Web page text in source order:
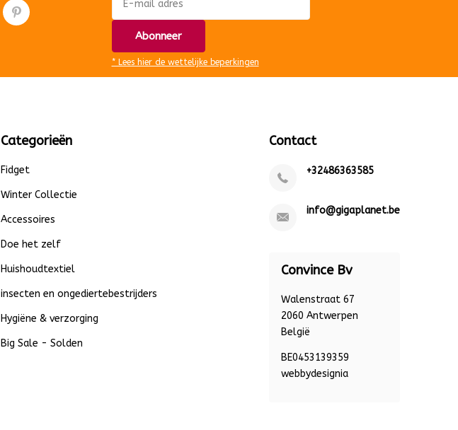
Abonneer
* Lees hier de wettelijke beperkingen
Categorieën
Fidget
Winter Collectie
Accessoires
Doe het zelf
Huishoudtextiel
insecten en ongediertebestrijders
Hygiëne & verzorging
Big Sale - Solden
Contact
+32486363585
info@gigaplanet.be
Convince Bv
Walenstraat 67
2060 Antwerpen
België
BE0453139359
webbydesignia